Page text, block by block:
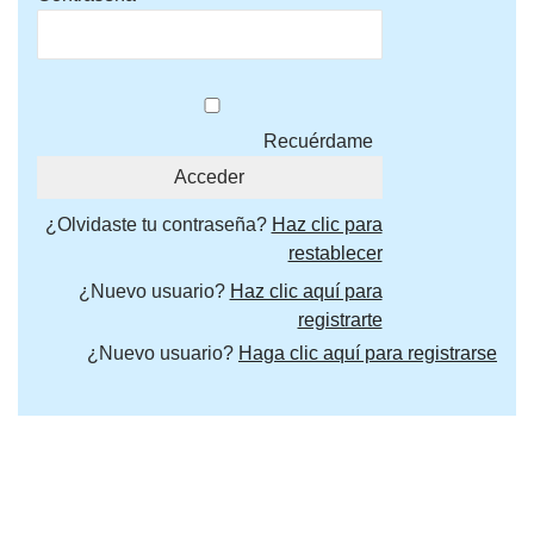
Recuérdame
¿Olvidaste tu contraseña? Haz clic para
restablecer
¿Nuevo usuario? Haz clic aquí para
registrarte
¿Nuevo usuario? Haga clic aquí para registrarse